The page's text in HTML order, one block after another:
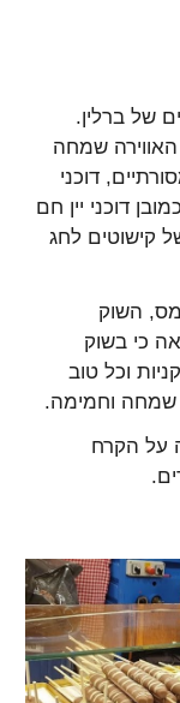
של ברלין.
שמחה
דוכני
דוכני יין חם
קישוטים לחג
השוק
כי בשוק
וכל טוב
שמחה וחמימה.
על הקרח